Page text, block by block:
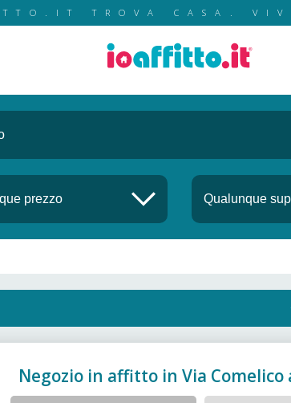
TROVA CASA.
Negozio in affitto in Via Comelico